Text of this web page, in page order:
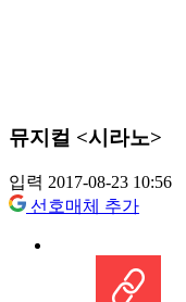
뮤지컬 <시라노>
입력 2017-08-23 10:56
선호매체 추가